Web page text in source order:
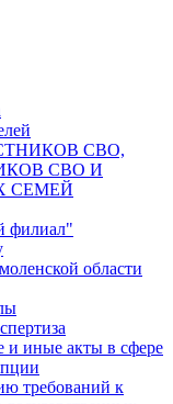
СВО,
СВО И
СЕМЕЙ
филиал"
области
и иные акты в сфере
требований к